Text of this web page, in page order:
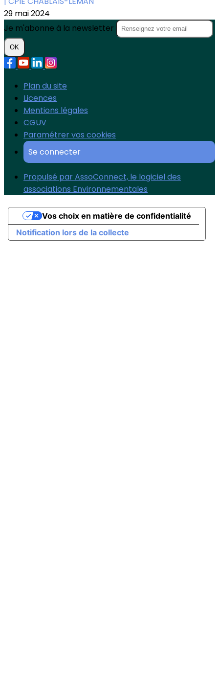
29 mai 2024
Je m'abonne à la newsletter
OK
Plan du site
Licences
Mentions légales
CGUV
Paramétrer vos cookies
Se connecter
Propulsé par AssoConnect, le logiciel des
associations Environnementales
Notification lors de la collecte
Vos choix en matière de confidentialité